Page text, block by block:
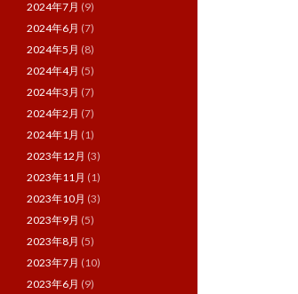
2024年7月 (9)
2024年6月 (7)
2024年5月 (8)
2024年4月 (5)
2024年3月 (7)
2024年2月 (7)
2024年1月 (1)
2023年12月 (3)
2023年11月 (1)
2023年10月 (3)
2023年9月 (5)
2023年8月 (5)
2023年7月 (10)
2023年6月 (9)